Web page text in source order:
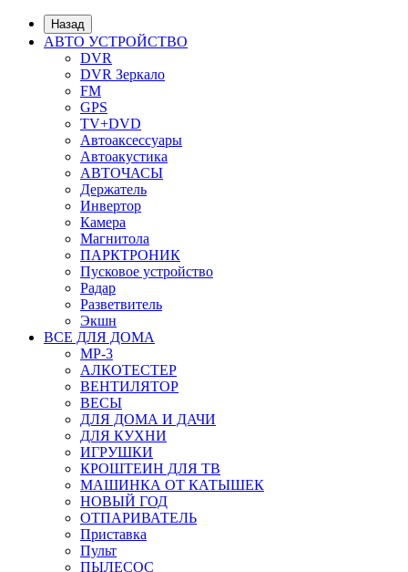
Назад
АВТО УСТРОЙСТВО
DVR
DVR Зеркало
FM
GPS
TV+DVD
Автоаксессуары
Автоакустика
АВТОЧАСЫ
Держатель
Инвертор
Камера
Магнитола
ПАРКТРОНИК
Пусковое устройство
Радар
Разветвитель
Экшн
ВСЕ ДЛЯ ДОМА
MP-3
АЛКОТЕСТЕР
ВЕНТИЛЯТОР
ВЕСЫ
ДЛЯ ДОМА И ДАЧИ
ДЛЯ КУХНИ
ИГРУШКИ
КРОШТЕИН ДЛЯ ТВ
МАШИНКА ОТ КАТЫШЕК
НОВЫЙ ГОД
ОТПАРИВАТЕЛЬ
Приставка
Пульт
ПЫЛЕСОС